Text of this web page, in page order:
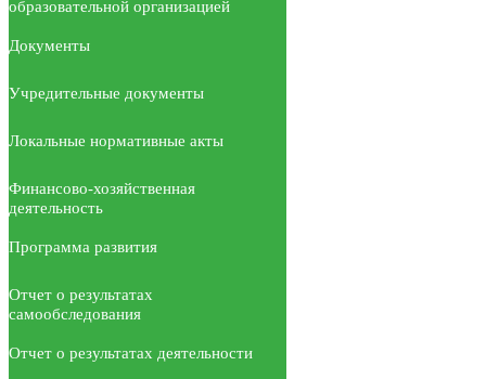
образовательной организацией
Документы
Учредительные документы
Локальные нормативные акты
Финансово-хозяйственная
деятельность
Программа развития
Отчет о результатах
самообследования
Отчет о результатах деятельности